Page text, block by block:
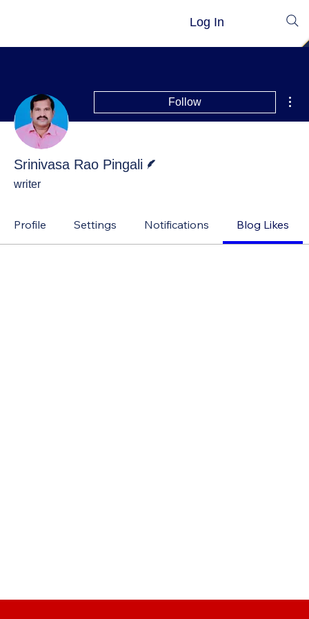
Log In
Follow
Srinivasa Rao Pingali
writer
Profile Settings Notifications Blog Likes